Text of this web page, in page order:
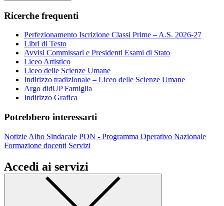
Ricerche frequenti
Perfezionamento Iscrizione Classi Prime – A.S. 2026-27
Libri di Testo
Avvisi Commissari e Presidenti Esami di Stato
Liceo Artistico
Liceo delle Scienze Umane
Indirizzo tradizionale – Liceo delle Scienze Umane
Argo didUP Famiglia
Indirizzo Grafica
Potrebbero interessarti
Notizie Albo Sindacale PON - Programma Operativo Nazionale
Formazione docenti Servizi
Accedi ai servizi